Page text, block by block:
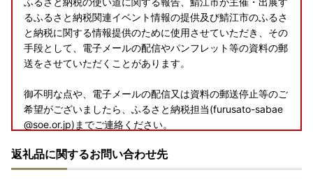
るふるさと納税関連イベント情報の提供及び鯖江市のふるさ
と納税に関する情報提供のために使用させていただき、その
手段として、電子メールの配信やパンフレット等の資料の郵
送をさせていただくことがあります。
御不明な点や、電子メールの配信又は資料の郵送停止等のご
希望がございましたら、ふるさと納税担当(furusato-sabae
@soe.or.jp)までご連絡ください。
＜問い合わせ先＞
返礼品に関するお問い合わせ先